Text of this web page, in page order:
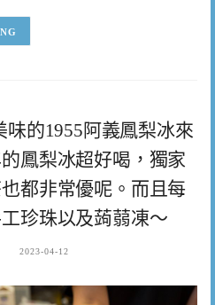
的1955阿義鳳梨冰來
鳳梨冰超好喝，獨家
都非常優呢。而且每
珍珠以及蒟蒻凍～
2023-04-12